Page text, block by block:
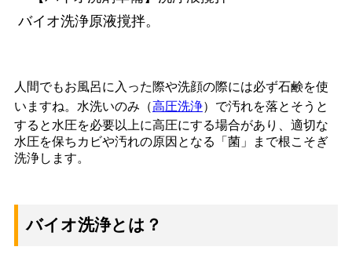
バイオ洗浄原液撹拌。
人間でもお風呂に入った際や洗顔の際には必ず石鹸を使
いますね。水洗いのみ（高圧洗浄）で汚れを落とそうと
すると水圧を必要以上に高圧にする場合があり、適切な
水圧を保ちカビや汚れの原因となる「菌」まで根こそぎ
洗浄します。
バイオ洗浄とは？